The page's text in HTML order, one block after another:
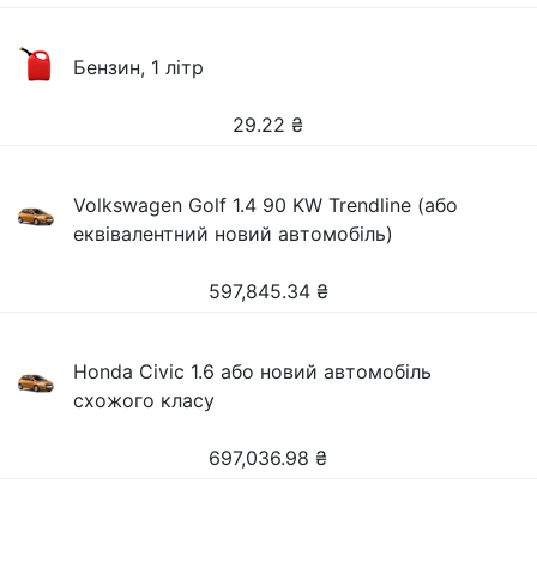
Бензин, 1 літр
29.22 ₴
Volkswagen Golf 1.4 90 KW Trendline (або
еквівалентний новий автомобіль)
597,845.34 ₴
Honda Civic 1.6 або новий автомобіль
схожого класу
697,036.98 ₴